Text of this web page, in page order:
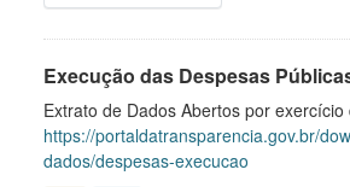
Execução das Despesas
Extrato de Dados Abertos por
https://portaldatransparencia.gov.br/
dados/despesas-execucao